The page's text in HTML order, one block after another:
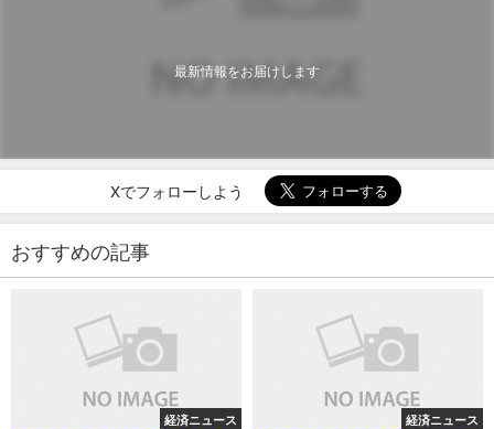
最新情報をお届けします
Xでフォローしよう
おすすめの記事
経済ニュース 経済ニュース